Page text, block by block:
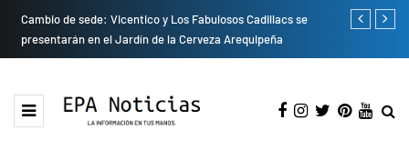
Cambio de sede: Vicentico y Los Fabulosos Cadillacs se
presentarán en el Jardín de la Cerveza Arequipeña
Empresas